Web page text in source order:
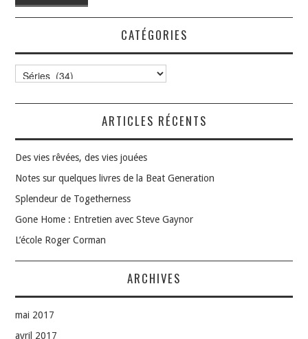
CATÉGORIES
Catégories
ARTICLES RÉCENTS
Des vies rêvées, des vies jouées
Notes sur quelques livres de la Beat Generation
Splendeur de Togetherness
Gone Home : Entretien avec Steve Gaynor
L’école Roger Corman
ARCHIVES
mai 2017
avril 2017